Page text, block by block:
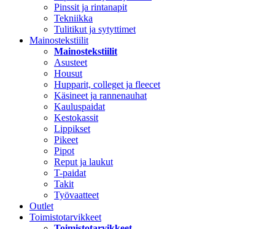
Pinssit ja rintanapit
Tekniikka
Tulitikut ja sytyttimet
Mainostekstiilit
Mainostekstiilit
Asusteet
Housut
Hupparit, colleget ja fleecet
Käsineet ja rannenauhat
Kauluspaidat
Kestokassit
Lippikset
Pikeet
Pipot
Reput ja laukut
T-paidat
Takit
Työvaatteet
Outlet
Toimistotarvikkeet